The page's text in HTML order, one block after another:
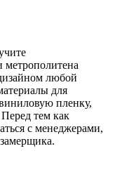
метрополитена
любой
для
пленку,
тем как
с менеджерами,